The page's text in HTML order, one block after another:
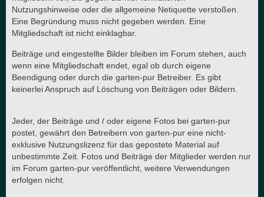
Nutzungshinweise oder die allgemeine Netiquette verstoßen.
Eine Begründung muss nicht gegeben werden. Eine
Mitgliedschaft ist nicht einklagbar.
Beiträge und eingestellte Bilder bleiben im Forum stehen, auch
wenn eine Mitgliedschaft endet, egal ob durch eigene
Beendigung oder durch die garten-pur Betreiber. Es gibt
keinerlei Anspruch auf Löschung von Beiträgen oder Bildern.
Jeder, der Beiträge und / oder eigene Fotos bei garten-pur
postet, gewährt den Betreibern von garten-pur eine nicht-
exklusive Nutzungslizenz für das gepostete Material auf
unbestimmte Zeit. Fotos und Beiträge der Mitglieder werden nur
im Forum garten-pur veröffentlicht, weitere Verwendungen
erfolgen nicht.